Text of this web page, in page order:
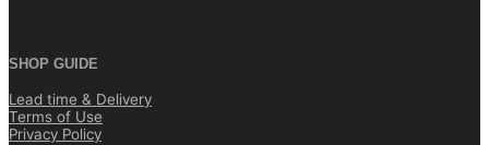
SHOP GUIDE
Lead time & Delivery
Terms of Use
Privacy Policy